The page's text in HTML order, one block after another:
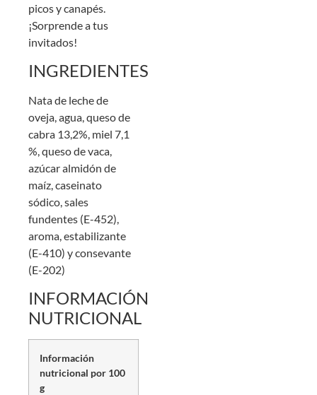
picos y canapés.
¡Sorprende a tus
invitados!
INGREDIENTES
Nata de leche de
oveja, agua, queso de
cabra 13,2%, miel 7,1
%, queso de vaca,
azúcar almidón de
maíz, caseinato
sódico, sales
fundentes (E-452),
aroma, estabilizante
(E-410) y consevante
(E-202)
INFORMACIÓN
NUTRICIONAL
Información
nutricional por 100
g